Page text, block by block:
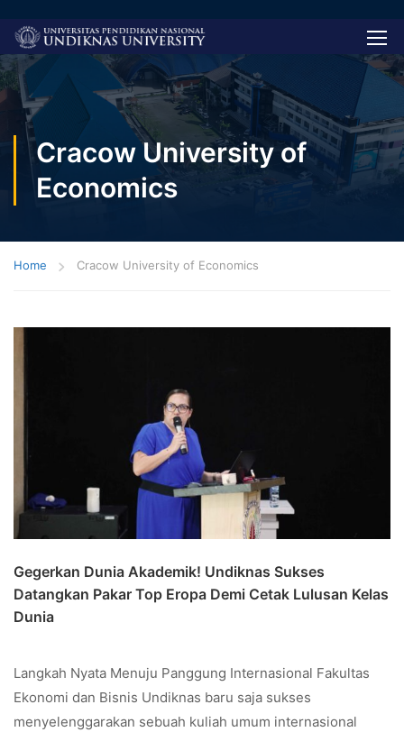
Cracow University of
Economics
Home Cracow University of Economics
Gegerkan Dunia Akademik! Undiknas Sukses
Datangkan Pakar Top Eropa Demi Cetak Lulusan Kelas
Dunia
Langkah Nyata Menuju Panggung Internasional Fakultas
Ekonomi dan Bisnis Undiknas baru saja sukses
menyelenggarakan sebuah kuliah umum internasional